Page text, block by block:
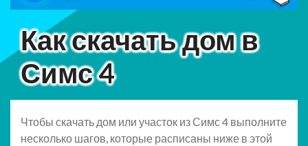
Как скачать дом в
Симс 4
Чтобы скачать дом или участок из Симс 4 выполните
несколько шагов, которые расписаны ниже в этой